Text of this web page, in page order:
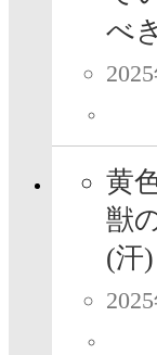
べき
黄
獣
(汗)